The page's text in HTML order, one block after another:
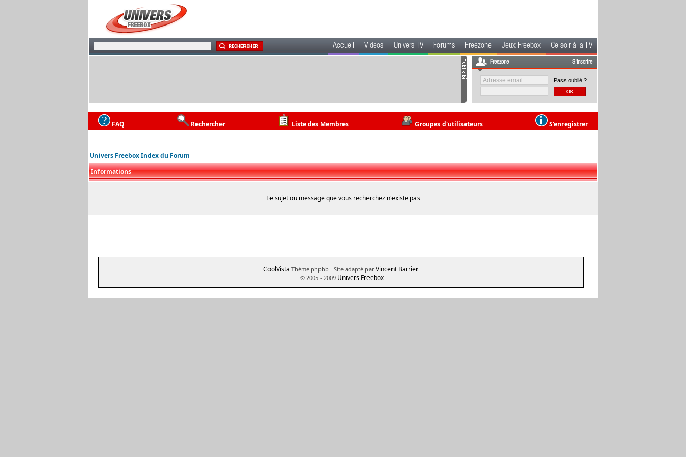
Accueil Videos Univers TV Forums Freezone Jeux Freebox Ce soir à la TV
Freezone S'inscrire
Pass oublié ?
FAQ Rechercher Liste des Membres Groupes d'utilisateurs S'enregistrer
Univers Freebox Index du Forum
Informations
Le sujet ou message que vous recherchez n'existe pas
CoolVista Thème phpbb - Site adapté par Vincent Barrier
© 2005 - 2009 Univers Freebox